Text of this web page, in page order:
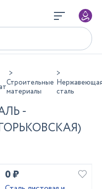
Строительные
материалы
сталь
-
0 ₽